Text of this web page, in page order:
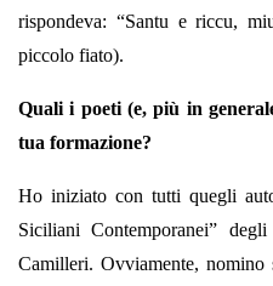
rispondeva: “Santu e riccu,
piccolo fiato).
Quali i poeti (e, più in
tua formazione?
Ho iniziato con tutti quegli
Siciliani Contemporanei”
Camilleri. Ovviamente,